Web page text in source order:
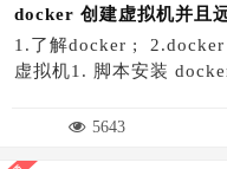
docker 创建虚拟机并且
1.了解docker ; 2.docker
虚拟机1. 脚本安装
5643